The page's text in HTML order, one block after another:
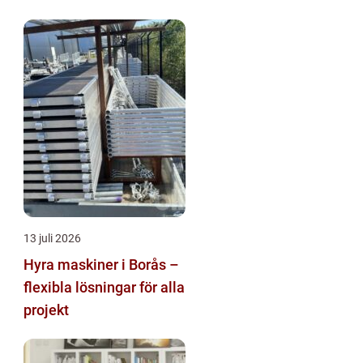
13 juli 2026
Hyra maskiner i Borås –
flexibla lösningar för alla
projekt